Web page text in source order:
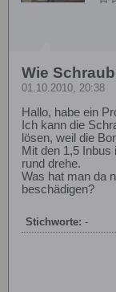
Wie
01.10.2010, 20:38
Hallo, habe ein
Ich kann die
lösen, weil die
Mit den 1,5
rund drehe.
Was hat man da
beschädigen?
Stichworte: -